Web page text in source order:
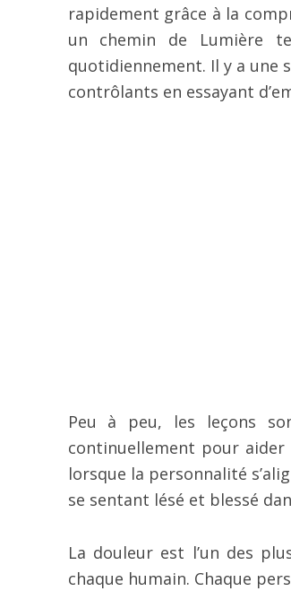
rapidement grâce à la
un chemin de Lumière
quotidiennement. Il y a une
contrôlants en essayant
Peu à peu, les leçons
continuellement pour
lorsque la personnalité
se sentant lésé et blessé
La douleur est l’un des
chaque humain. Chaque